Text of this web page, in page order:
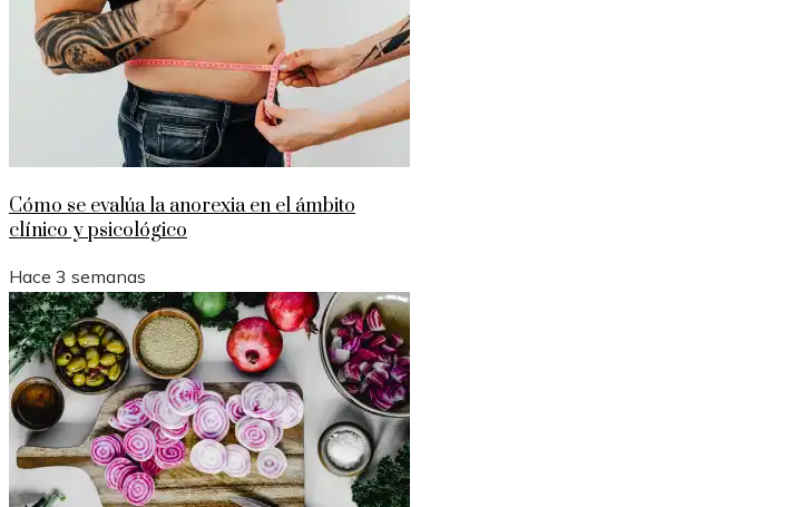
Cómo se evalúa la anorexia en el ámbito
clínico y psicológico
Hace 3 semanas